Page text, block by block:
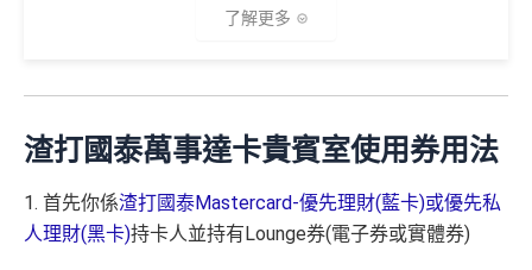
現有客戶：
ercard：MrMiles.hk/cathay-card-apply
✅申請完填
MrMiles.hk/cathay-card-form賺多
HK$20
0獎賞+新會員38里賞金 ❗️【由里先生派出】
里賞金@❗️【由里先生派出】
簽HK$40,000：賺高達30,000里數(HK$1.33=1
簽HK$110,000：
賺高達100,000里數(HK$1.1=1
里)
了解更多
🎁迎新禮遇
A. 渣打信用卡全新客戶迎新
優惠期：2026年8月1日至2026年8月31日
渣打國泰萬事達卡貴賓室使用券用法
1. 首先你係渣打國泰Mastercard-優先理財(藍卡)或優先私
人理財(黑卡)持卡人並持有Lounge券(電子券或實體券)